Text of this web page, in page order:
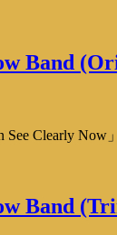
Band
See Clearly
Band